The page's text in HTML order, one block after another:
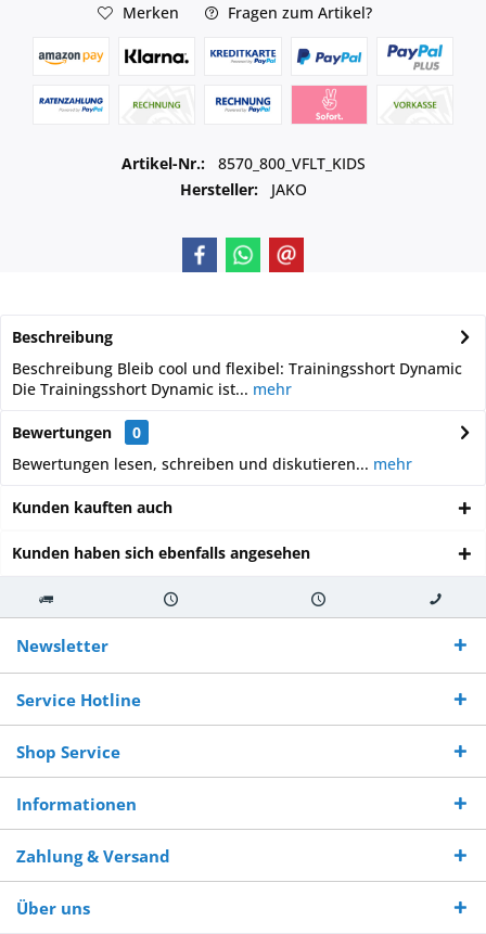
Merken Fragen zum Artikel?
Artikel-Nr.:
8570_800_VFLT_KIDS
Hersteller:
JAKO
Beschreibung
Beschreibung Bleib cool und flexibel: Trainingsshort Dynamic
Die Trainingsshort Dynamic ist... mehr
Bewertungen
0
Bewertungen lesen, schreiben und diskutieren... mehr
Kunden kauften auch
Kunden haben sich ebenfalls angesehen
Kostenloser
Versand ab €
250,-
Versand innerhalb von Versand von So erreichen
Sie uns 0160
970 511 90
Newsletter
Service Hotline
Shop Service
Informationen
Zahlung & Versand
Über uns